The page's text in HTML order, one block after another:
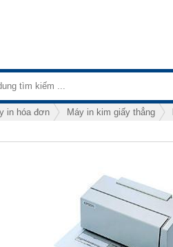
in hóa đơn Máy in kim giấy thẳng